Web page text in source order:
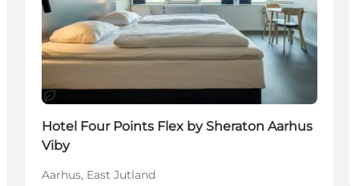
Duurzaam
Hotel Four Points Flex by Sheraton Aarhus
Viby
Aarhus, East Jutland